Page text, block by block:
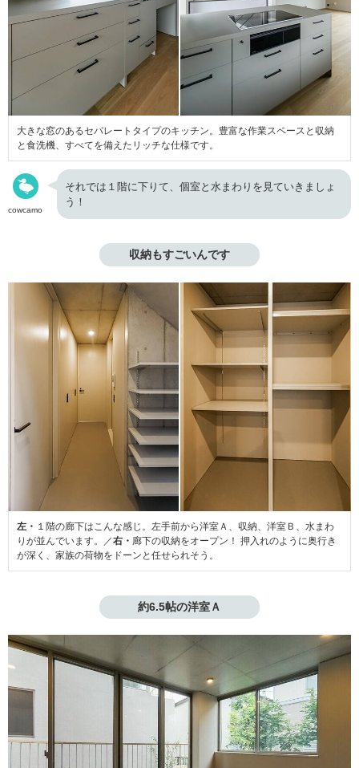
大きな窓のあるセパレートタイプのキッチン。豊富な作業スペースと収納
と食洗機、すべてを備えたリッチな仕様です。
cowcamo
それでは１階に下りて、個室と水まわりを見ていきましょ
う！
収納もすごいんです
左・ １階の廊下はこんな感じ。左手前から洋室Ａ、収納、洋室Ｂ、水まわ
りが並んでいます。／右・ 廊下の収納をオープン！ 押入れのように奥行き
が深く、家族の荷物をドーンと任せられそう。
約6.5帖の洋室Ａ